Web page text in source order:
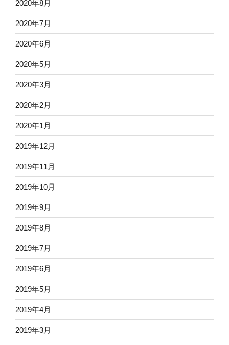
2020年8月
2020年7月
2020年6月
2020年5月
2020年3月
2020年2月
2020年1月
2019年12月
2019年11月
2019年10月
2019年9月
2019年8月
2019年7月
2019年6月
2019年5月
2019年4月
2019年3月